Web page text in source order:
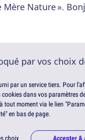
Mère Nature ».
par vos choix
par un service tiers. Pour
cookies dans vos paramètres
tout moment via le lien
en bas de page.
choix Accepter